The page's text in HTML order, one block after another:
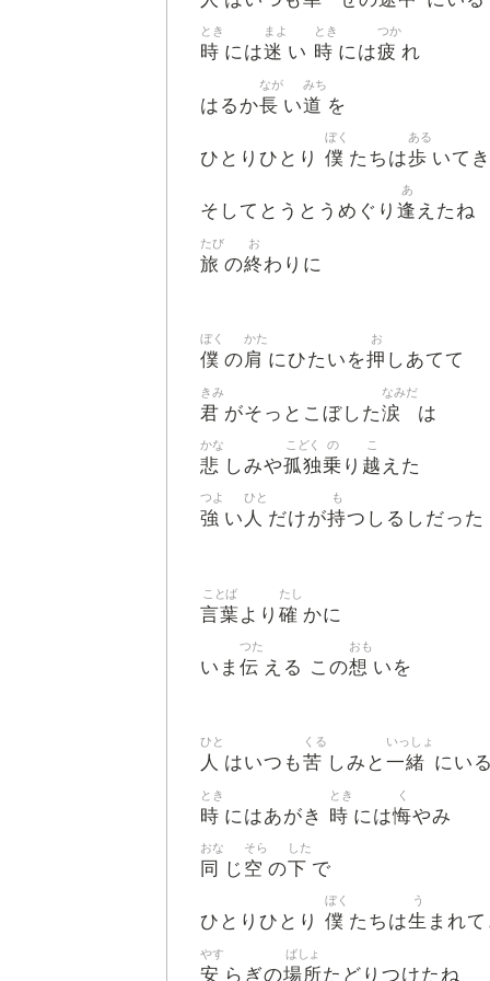
時
とき
には迷
まよ
い 時
とき
には疲
つか
れ
はるか長
なが
い道
みち
を
ひとりひとり 僕
ぼく
たちは歩
ある
いて
そしてとうとうめぐり 逢
あ
えたね
旅
たび
の終
お
わりに
僕
ぼく
の肩
かた
にひたいを押
お
しあてて
君
きみ
がそっとこぼした涙
なみだ
は
悲
かな
しみや孤独
こどく
乗
の
り 越
こ
えた
強
つよ
い 人
ひと
だけが持
も
つしるしだった
言葉
ことば
より 確
たし
かに
いま 伝
つた
える この想
おも
いを
人
ひと
はいつも苦
くる
しみと 一緒
いっしょ
にい
時
とき
にはあがき 時
とき
には悔
く
やみ
同
おな
じ 空
そら
の下
した
で
ひとりひとり 僕
ぼく
たちは生
う
まれ
安
やす
らぎの場所
ばしょ
たどりつけたね